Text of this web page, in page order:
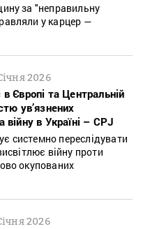
за "неправильну
у карцер —
2026
в Європі та Центральній
ув’язнених
війну в Україні – CPJ
системно переслідувати
війну проти
окупованих
2026